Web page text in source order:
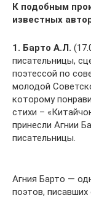
К подобным
известных
1. Барто А.Л.
писательницы,
поэтессой по
молодой
которому
стихи –
принесли Агнии
писательницы.
Агния Барто —
поэтов,